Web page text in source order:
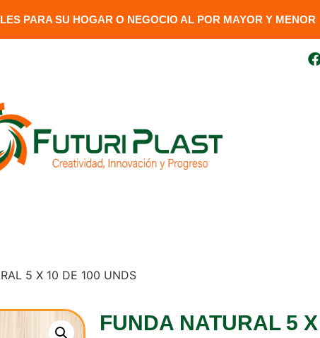
PARA SU HOGAR O NEGOCIO AL POR MAYOR Y MENOR​
5 X 10 DE 100 UNDS
FUNDA NATURAL 5